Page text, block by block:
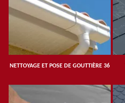
NETTOYAGE ET POSE DE GOUTTIÈRE 36